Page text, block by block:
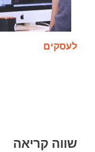
לעסקים
שווה קריאה